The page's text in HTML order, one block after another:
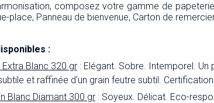
composez votre gamme de
place, Panneau de bienvenue, Carton de
:
Extra Blanc 320 gr : Elégant. Sobre. Intemporel.
et raffinée d'un grain feutre subtil.
Blanc Diamant 300 gr : Soyeux. Délicat. Eco-